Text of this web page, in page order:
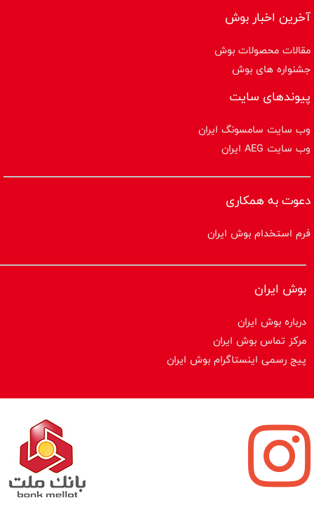
آخرین اخبار بوش
مقالات محصولات بوش
جشنواره های بوش
پیوندهای سایت
وب سایت سامسونگ ایران
وب سایت AEG ایران
دعوت به همکاری
فرم استخدام بوش ایران
بوش ایران
درباره بوش ایران
مرکز تماس بوش ایران
پیج رسمی اینستاگرام بوش ایران